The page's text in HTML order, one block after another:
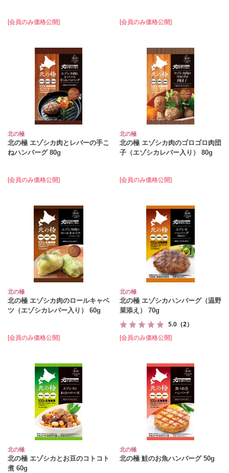
[会員のみ価格公開] [会員のみ価格公開]
北の極
北の極 エゾシカ肉とレバーの手こ
ねハンバーグ 80g
[会員のみ価格公開]
北の極
北の極 エゾシカ肉のゴロゴロ肉団
子（エゾシカレバー入り） 80g
[会員のみ価格公開]
北の極
北の極 エゾシカ肉のロールキャベ
ツ（エゾシカレバー入り） 60g
[会員のみ価格公開]
北の極
北の極 エゾシカハンバーグ（温野
菜添え） 70g
5.0 （2）
[会員のみ価格公開]
北の極
北の極 エゾシカとお豆のコトコト
煮 60g
北の極
北の極 鮭のお魚ハンバーグ 50g